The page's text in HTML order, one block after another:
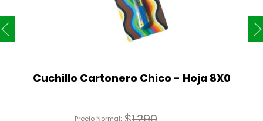
Cuchillo Cartonero Chico - Hoja 8X0